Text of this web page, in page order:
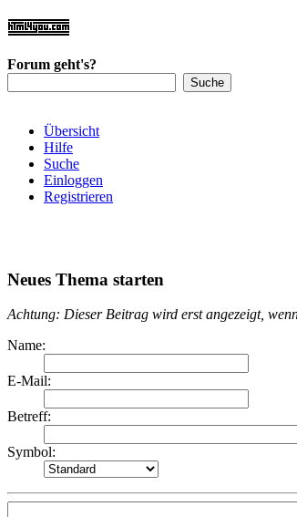
Forum geht's?
Übersicht
Hilfe
Suche
Einloggen
Registrieren
Neues Thema starten
Achtung: Dieser Beitrag wird erst angezeigt,
Name:
E-Mail:
Betreff:
Symbol: